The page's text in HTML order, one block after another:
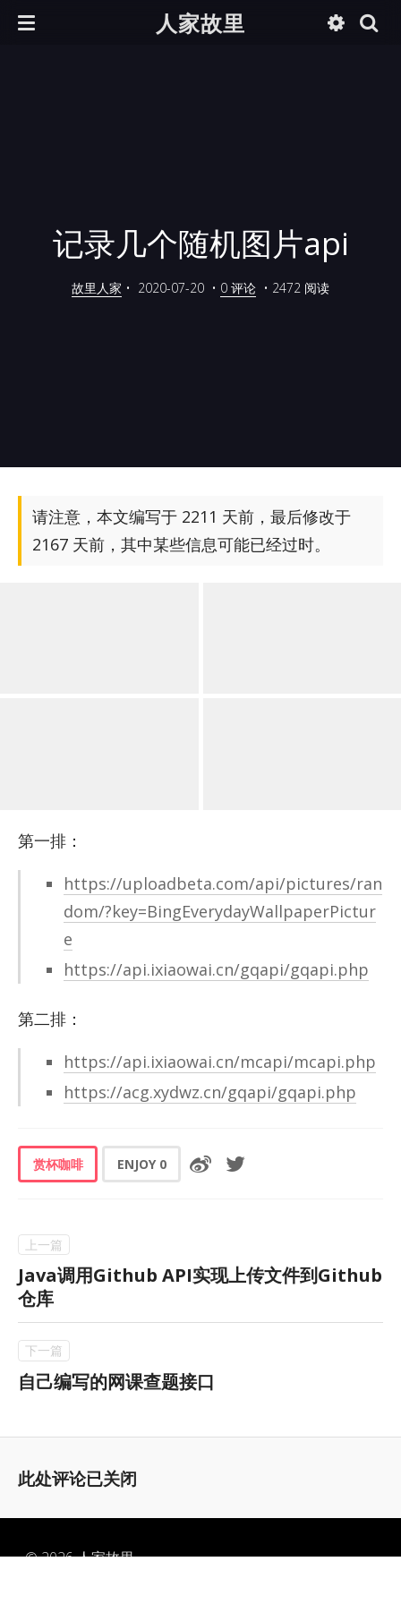
人家故里
记录几个随机图片api
故里人家 • 2020-07-20 • 0 评论 • 2472 阅读
请注意，本文编写于 2211 天前，最后修改于
2167 天前，其中某些信息可能已经过时。
第一排：
https://uploadbeta.com/api/pictures/ran
dom/?key=BingEverydayWallpaperPictur
e
https://api.ixiaowai.cn/gqapi/gqapi.php
第二排：
https://api.ixiaowai.cn/mcapi/mcapi.php
https://acg.xydwz.cn/gqapi/gqapi.php
赏杯咖啡 ENJOY 0
Java调用Github API实现上传文件到Github
仓库
自己编写的网课查题接口
此处评论已关闭
© 2026人家故里